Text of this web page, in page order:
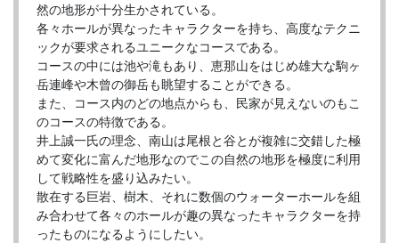
然の地形が十分生かされている。
各々ホールが異なったキャラクターを持ち、高度なテクニ
ックが要求されるユニークなコースである。
コースの中には池や滝もあり、恵那山をはじめ雄大な駒ヶ
岳連峰や木曾の御岳も眺望することができる。
また、コース内のどの地点からも、民家が見えないのもこ
のコースの特徴である。
井上誠一氏の理念、南山は尾根と谷とが複雑に交錯した極
めて変化に富んだ地形なのでこの自然の地形を極度に利用
して戦略性を盛り込みたい。
散在する巨岩、樹木、それに数個のウォーターホールを組
み合わせて各々のホールが趣の異なったキャラクターを持
ったものになるようにしたい。